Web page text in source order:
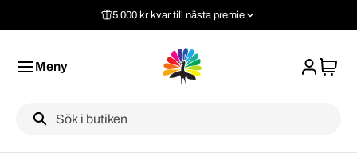
5 000 kr kvar till nästa premie
Meny
Label